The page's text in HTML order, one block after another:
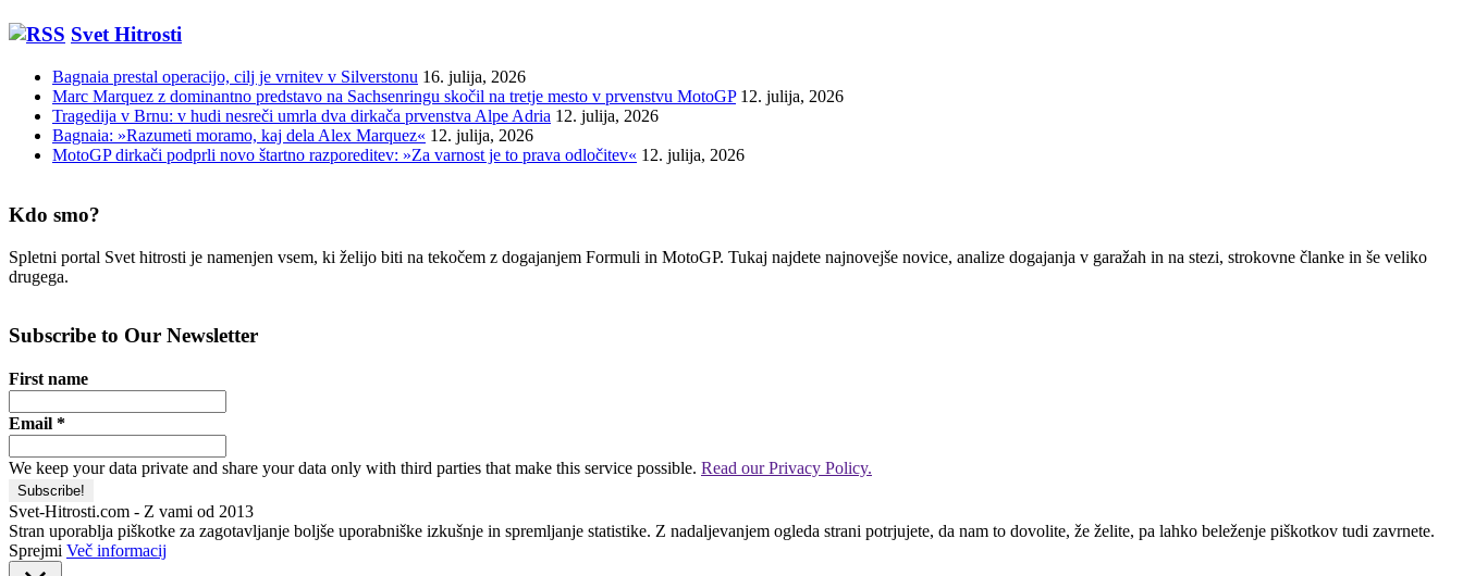
Svet Hitrosti
Bagnaia prestal operacijo, cilj je vrnitev v Silverstonu 16. julija, 2026
Marc Marquez z dominantno predstavo na Sachsenringu skočil na tretje mesto v prvenstvu MotoGP 12. julija, 2026
Tragedija v Brnu: v hudi nesreči umrla dva dirkača prvenstva Alpe Adria 12. julija, 2026
Bagnaia: »Razumeti moramo, kaj dela Alex Marquez« 12. julija, 2026
MotoGP dirkači podprli novo štartno razporeditev: »Za varnost je to prava odločitev« 12. julija, 2026
Kdo smo?
Spletni portal Svet hitrosti je namenjen vsem, ki želijo biti na tekočem z dogajanjem Formuli in MotoGP. Tukaj najdete najnovejše novice, analize dogajanja v garažah in na stezi, strokovne članke in še veliko
drugega.
Subscribe to Our Newsletter
First name
Email *
We keep your data private and share your data only with third parties that make this service possible. Read our Privacy Policy.
Svet-Hitrosti.com - Z vami od 2013
Stran uporablja piškotke za zagotavljanje boljše uporabniške izkušnje in spremljanje statistike. Z nadaljevanjem ogleda strani potrjujete, da nam to dovolite, že želite, pa lahko beleženje piškotkov tudi zavrnete.
Sprejmi Več informacij